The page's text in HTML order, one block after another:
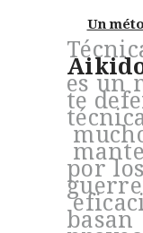
Un
es un
te
por
basan